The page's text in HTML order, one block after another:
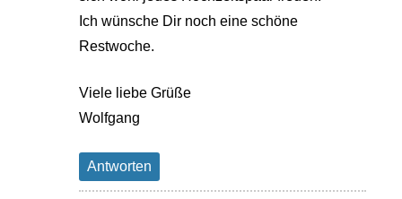
Ich wünsche Dir noch eine schöne
Restwoche.
Viele liebe Grüße
Wolfgang
Antworten